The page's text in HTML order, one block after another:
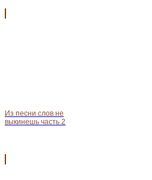
Из песни слов не
выкинешь часть 2